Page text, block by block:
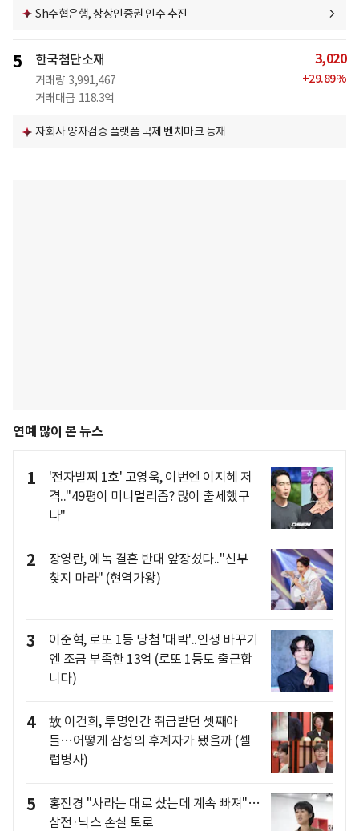
Sh수협은행, 상상인증권 인수 추진
5 한국첨단소재
거래량 3,991,467
거래대금 118.3억
3,020
+29.89%
자회사 양자검증 플랫폼 국제 벤치마크 등재
연예 많이 본 뉴스
1
'전자발찌 1호' 고영욱, 이번엔 이지혜 저
격.."49평이 미니멀리즘? 많이 출세했구
나"
2
장영란, 에녹 결혼 반대 앞장섰다.."신부
찾지 마라" (현역가왕)
3
이준혁, 로또 1등 당첨 '대박'..인생 바꾸기
엔 조금 부족한 13억 (로또 1등도 출근합
니다)
4
故 이건희, 투명인간 취급받던 셋째아
들…어떻게 삼성의 후계자가 됐을까 (셀
럽병사)
5
홍진경 "사라는 대로 샀는데 계속 빠져"…
삼전·닉스 손실 토로